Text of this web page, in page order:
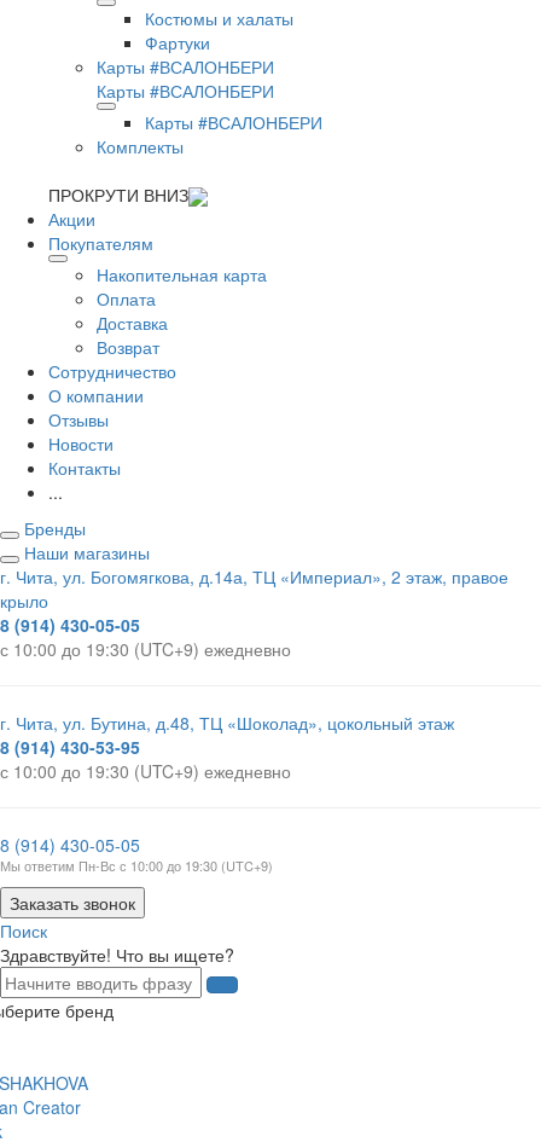
Костюмы и халаты
Фартуки
Карты #ВСАЛОНБЕРИ
Карты #ВСАЛОНБЕРИ
Карты #ВСАЛОНБЕРИ
Комплекты
ПРОКРУТИ ВНИЗ
Акции
Покупателям
Накопительная карта
Оплата
Доставка
Возврат
Сотрудничество
О компании
Отзывы
Новости
Контакты
...
Бренды
Наши магазины
г. Чита, ул. Богомягкова, д.14а, ТЦ «Империал», 2 этаж, правое
крыло
8 (914) 430-05-05
с 10:00 до 19:30 (UTC+9) ежедневно
г. Чита, ул. Бутина, д.48, ТЦ «Шоколад», цокольный этаж
8 (914) 430-53-95
с 10:00 до 19:30 (UTC+9) ежедневно
8 (914) 430-05-05
Мы ответим Пн-Вс с 10:00 до 19:30 (UTC+9)
Заказать звонок
Поиск
Здравствуйте! Что вы ищете?
бренд
Creator